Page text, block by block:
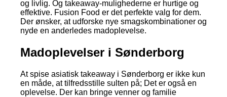
og livlig. Og takeaway-mulighederne er hurtige og
effektive. Fusion Food er det perfekte valg for dem.
Der ønsker, at udforske nye smagskombinationer og
nyde en anderledes madoplevelse.
Madoplevelser i Sønderborg
At spise asiatisk takeaway i Sønderborg er ikke kun
en måde, at tilfredsstille sulten på; Det er også en
oplevelse. Der kan bringe venner og familie